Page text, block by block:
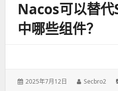
Nacos可以替
中哪些组件？
发
2025年7月12日
作
Secbro2